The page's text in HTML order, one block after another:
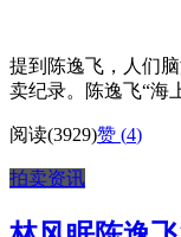
提到陈逸飞，人们
卖纪录。陈逸飞“海
阅读(3929)赞 (4)
拍卖资讯